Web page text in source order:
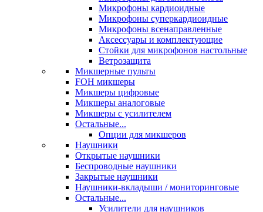
Микрофоны кардиоидные
Микрофоны суперкардиоидные
Микрофоны всенаправленные
Аксессуары и комплектующие
Стойки для микрофонов настольные
Ветрозащита
Микшерные пульты
FOH микшеры
Микшеры цифровые
Микшеры аналоговые
Микшеры с усилителем
Остальные...
Опции для микшеров
Наушники
Открытые наушники
Беспроводные наушники
Закрытые наушники
Наушники-вкладыши / мониторинговые
Остальные...
Усилители для наушников